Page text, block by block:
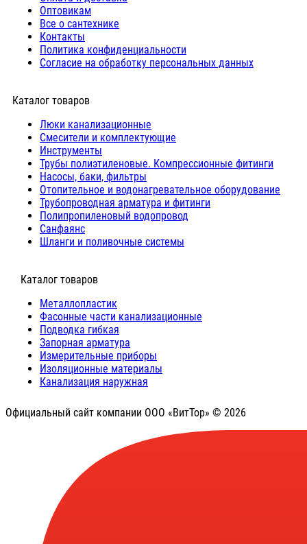
Оптовикам
Все о сантехнике
Контакты
Политика конфиденциальности
Согласие на обработку персональных данных
Каталог товаров
Люки канализационные
Cмесители и комплектующие
Инструменты
Трубы полиэтиленовые. Компрессионные фитинги
Насосы, баки, фильтры
Отопительное и водонагревательное оборудование
Трубопроводная арматура и фитинги
Полипропиленовый водопровод
Санфаянс
Шланги и поливочные системы
⠀Каталог товаров
Металлопластик
Фасонные части канализационные
Подводка гибкая
Запорная арматура
Измерительные приборы
Изоляционные материалы
Канализация наружная
Официальный сайт компании ООО «ВитТор» © 2026